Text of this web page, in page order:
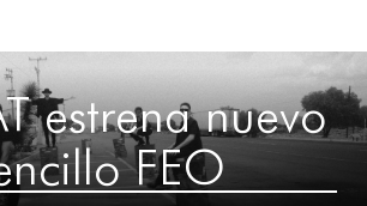
estrena nuevo
FEO